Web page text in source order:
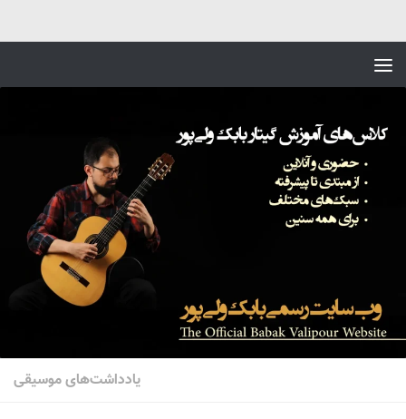
یادداشت‌های موسیقی